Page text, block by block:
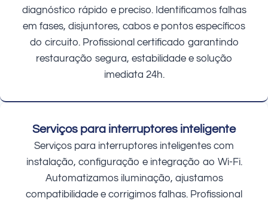
diagnóstico rápido e preciso. Identificamos falhas
em fases, disjuntores, cabos e pontos específicos
do circuito. Profissional certificado garantindo
restauração segura, estabilidade e solução
imediata 24h.
Serviços para interruptores inteligente
Serviços para interruptores inteligentes com
instalação, configuração e integração ao Wi-Fi.
Automatizamos iluminação, ajustamos
compatibilidade e corrigimos falhas. Profissional